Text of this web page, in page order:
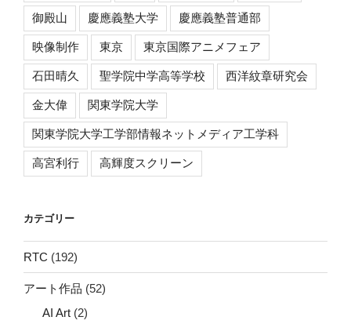
御殿山 慶應義塾大学 慶應義塾普通部
映像制作 東京 東京国際アニメフェア
石田晴久 聖学院中学高等学校 西洋紋章研究会
金大偉 関東学院大学
関東学院大学工学部情報ネットメディア工学科
高宮利行 高輝度スクリーン
カテゴリー
RTC (192)
アート作品 (52)
AI Art (2)